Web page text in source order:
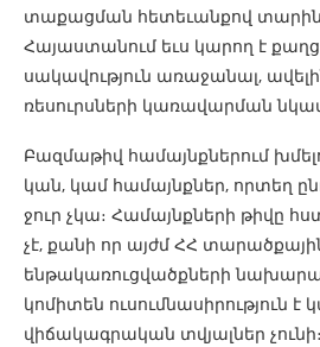
տաքացման հետեւանքով
Հայաստանում եւս կարող է
սակավություն առաջանալ,
ռեսուրսների կառավարման
Բազմաթիվ համայնքներում
կան, կամ համայնքներ, որտեղ
ջուր չկա։ Համայնքների թիվը
չէ, քանի որ այժմ ՀՀ
ենթակառուցվածքների
կոմիտեն ուսումնասիրություն է
վիճակագրական տվյալներ չունի։